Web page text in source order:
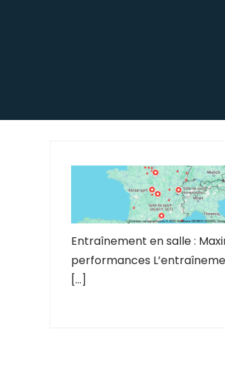
Entraînement en salle :
performances
[…]